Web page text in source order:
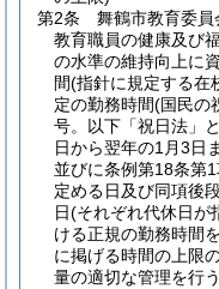
第2条
舞鶴市教育委員
教育職員の健康及び
の水準の維持向上に
間(指針に規定する在
定の勤務時間(国民の
号。以下「祝日法」
日から翌年の1月3日
並びに条例第18条第
定める日及び同項後
日(それぞれ代休日が
ける正規の勤務時間
に掲げる時間の上限
量の適切な管理を行う